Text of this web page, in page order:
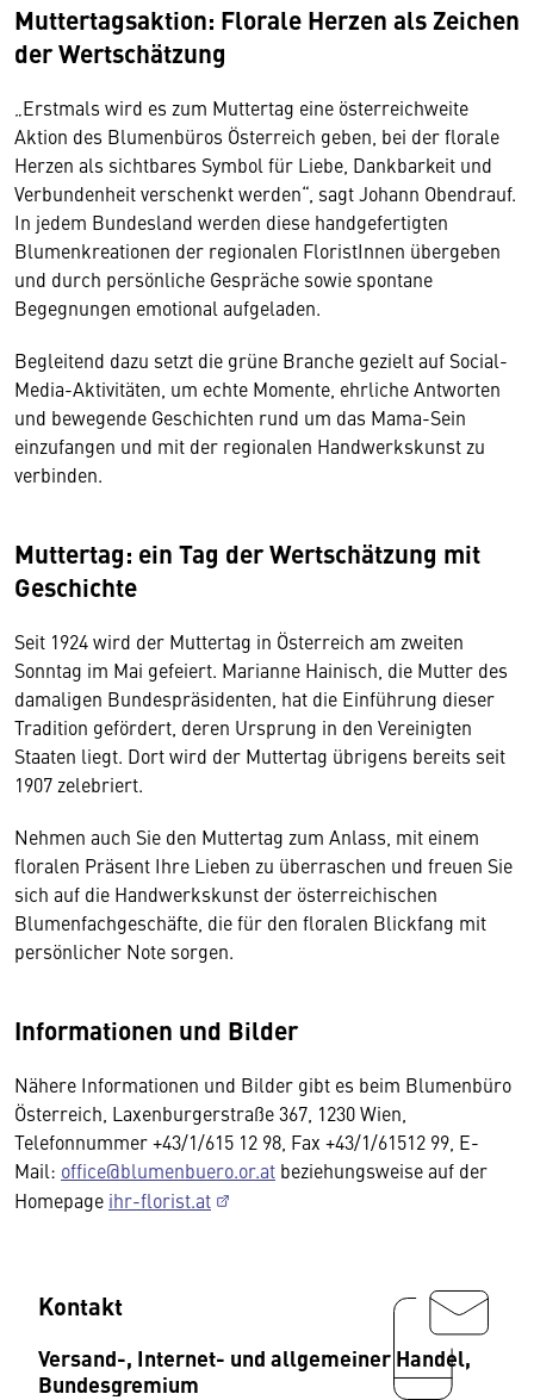
Muttertagsaktion: Florale Herzen als Zeichen
der Wertschätzung
„Erstmals wird es zum Muttertag eine österreichweite
Aktion des Blumenbüros Österreich geben, bei der florale
Herzen als sichtbares Symbol für Liebe, Dankbarkeit und
Verbundenheit verschenkt werden“, sagt Johann Obendrauf.
In jedem Bundesland werden diese handgefertigten
Blumenkreationen der regionalen FloristInnen übergeben
und durch persönliche Gespräche sowie spontane
Begegnungen emotional aufgeladen.
Begleitend dazu setzt die grüne Branche gezielt auf Social-
Media-Aktivitäten, um echte Momente, ehrliche Antworten
und bewegende Geschichten rund um das Mama-Sein
einzufangen und mit der regionalen Handwerkskunst zu
verbinden.
Muttertag: ein Tag der Wertschätzung mit
Geschichte
Seit 1924 wird der Muttertag in Österreich am zweiten
Sonntag im Mai gefeiert. Marianne Hainisch, die Mutter des
damaligen Bundespräsidenten, hat die Einführung dieser
Tradition gefördert, deren Ursprung in den Vereinigten
Staaten liegt. Dort wird der Muttertag übrigens bereits seit
1907 zelebriert.
Nehmen auch Sie den Muttertag zum Anlass, mit einem
floralen Präsent Ihre Lieben zu überraschen und freuen Sie
sich auf die Handwerkskunst der österreichischen
Blumenfachgeschäfte, die für den floralen Blickfang mit
persönlicher Note sorgen.
Informationen und Bilder
Nähere Informationen und Bilder gibt es beim Blumenbüro
Österreich, Laxenburgerstraße 367, 1230 Wien,
Telefonnummer +43/1/615 12 98, Fax +43/1/61512 99, E-
Mail: office@blumenbuero.or.at beziehungsweise auf der
Homepage ihr-florist.at
Kontakt
Versand-, Internet- und allgemeiner Handel,
Bundesgremium